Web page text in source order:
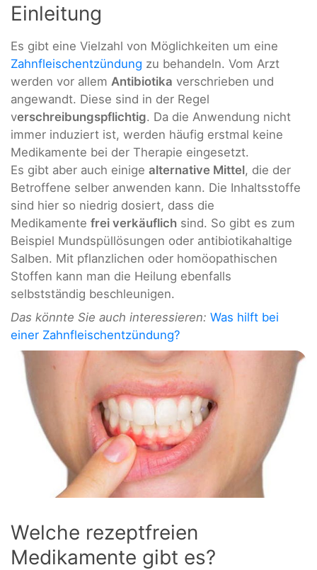
Einleitung
Es gibt eine Vielzahl von Möglichkeiten um eine
Zahnfleischentzündung zu behandeln. Vom Arzt
werden vor allem Antibiotika verschrieben und
angewandt. Diese sind in der Regel
verschreibungspflichtig. Da die Anwendung nicht
immer induziert ist, werden häufig erstmal keine
Medikamente bei der Therapie eingesetzt.
Es gibt aber auch einige alternative Mittel, die der
Betroffene selber anwenden kann. Die Inhaltsstoffe
sind hier so niedrig dosiert, dass die
Medikamente frei verkäuflich sind. So gibt es zum
Beispiel Mundspüllösungen oder antibiotikahaltige
Salben. Mit pflanzlichen oder homöopathischen
Stoffen kann man die Heilung ebenfalls
selbstständig beschleunigen.
Das könnte Sie auch interessieren: Was hilft bei
einer Zahnfleischentzündung?
Welche rezeptfreien
Medikamente gibt es?